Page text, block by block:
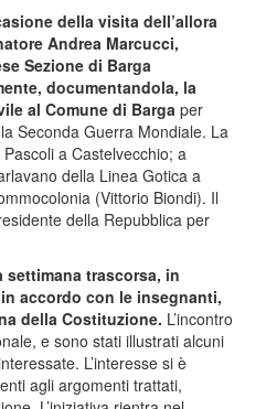
della visita dell’allora
Andrea Marcucci,
Sezione di Barga
documentandola, la
al Comune di Barga per
Seconda Guerra Mondiale. La
a Castelvecchio; a
della Linea Gotica a
(Vittorio Biondi). Il
della Repubblica per
settimana trascorsa, in
accordo con le insegnanti,
della Costituzione. L’incontro
e sono stati illustrati alcuni
L’interesse si è
agli argomenti trattati,